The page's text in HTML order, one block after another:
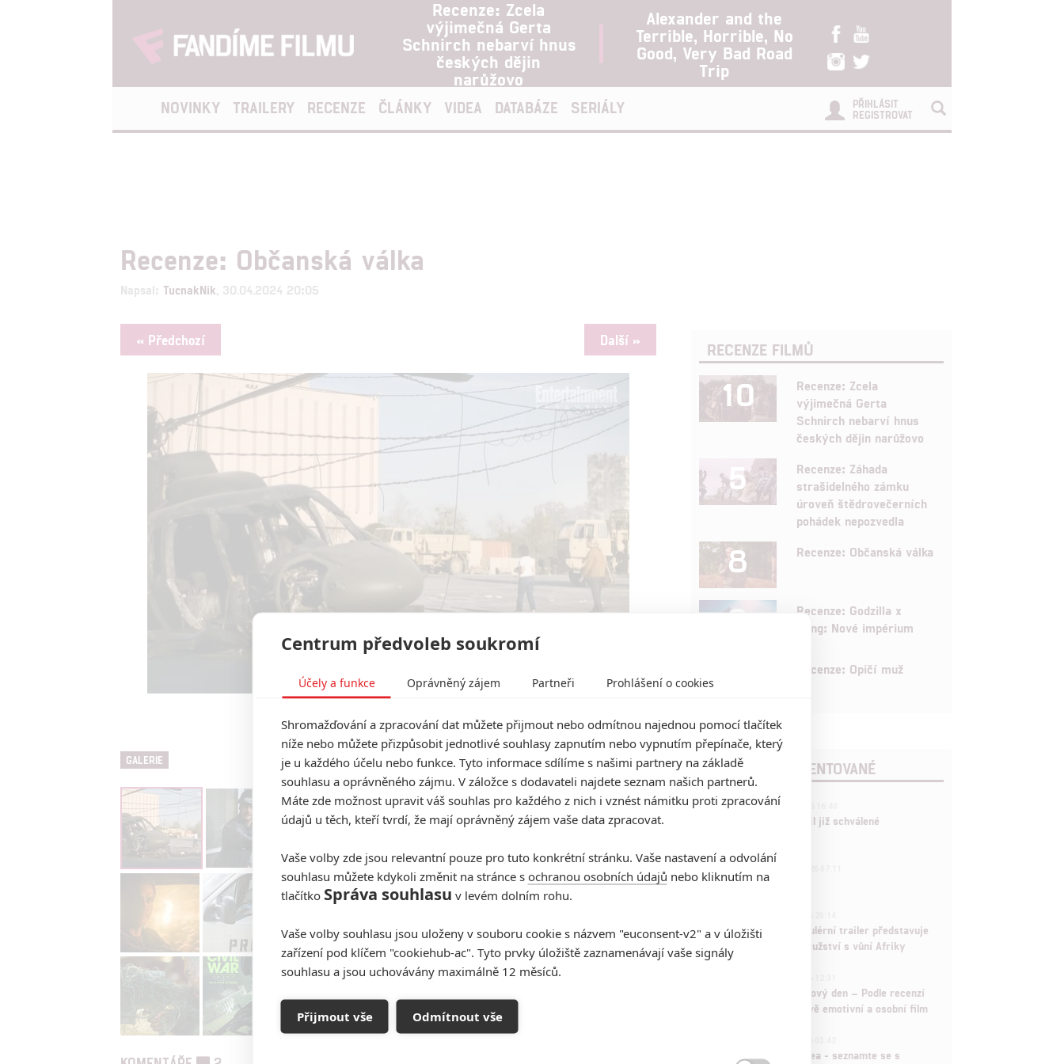
Recenze: Zcela
výjimečná Gerta
Schnirch nebarví hnus
českých dějin
narůžovo
Alexander and the
Terrible, Horrible, No
Good, Very Bad Road
Trip
NOVINKY TRAILERY RECENZE ČLÁNKY VIDEA DATABÁZE SERIÁLY
PŘIHLÁSIT
REGISTROVAT
Recenze: Občanská válka
Napsal: TucnakNik , 30.04.2024 20:05
« Předchozí Další »
Občanská válka (2024) | Fandíme filmu
GALERIE
RECENZE FILMŮ
10
Recenze: Zcela
výjimečná Gerta
Schnirch nebarví hnus
českých dějin narůžovo
5
Recenze: Záhada
strašidelného zámku
úroveň štědrovečerních
pohádek nepozvedla
8 Recenze: Občanská válka
6
Recenze: Godzilla x
Kong: Nové impérium
Recenze: Opičí muž
POSLEDNÍ KOMENTOVANÉ
3ČLÁNEK | 01.08.2026 16:40
Marvel nečekaně zrušil již schválené
433
拆彈專家
Děti krve a kostí: Regulérní trailer představuje
akční fantasy dobrodružství s vůní Afriky
Spider-Man: Zbrusu nový den – Podle recenzí
máme čekat překvapivě emotivní a osobní film
Velké preview: Odyssea - seznamte se s
Centrum předvoleb soukromí
Účely a funkce Oprávněný zájem Partneři Prohlášení o cookies
Shromažďování a zpracování dat můžete přijmout nebo odmítnou najednou pomocí tlačítek
níže nebo můžete přizpůsobit jednotlivé souhlasy zapnutím nebo vypnutím přepínače, který
je u každého účelu nebo funkce. Tyto informace sdílíme s našimi partnery na základě
souhlasu a oprávněného zájmu. V záložce s dodavateli najdete seznam našich partnerů.
Máte zde možnost upravit váš souhlas pro každého z nich i vznést námitku proti zpracování
údajů u těch, kteří tvrdí, že mají oprávněný zájem vaše data zpracovat.
Vaše volby zde jsou relevantní pouze pro tuto konkrétní stránku. Vaše nastavení a odvolání
souhlasu můžete kdykoli změnit na stránce s ochranou osobních údajů nebo kliknutím na
tlačítko Správa souhlasu v levém dolním rohu.
Vaše volby souhlasu jsou uloženy v souboru cookie s názvem "euconsent-v2" a v úložišti
zařízení pod klíčem "cookiehub-ac". Tyto prvky úložiště zaznamenávají vaše signály
souhlasu a jsou uchovávány maximálně 12 měsíců.
Přijmout vše Odmítnout vše